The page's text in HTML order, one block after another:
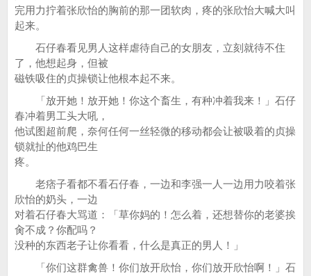
完用力拧着张欣怡的胸前的那一团软肉，疼的张欣怡大喊大叫
起来。
石仔春看见男人这样虐待自己的女朋友，立刻就待不住
了，他想起身，但被
磁铁吸住的贞操锁让他根本起不来。
「放开她！放开她！你这个畜生，有种冲着我来！」石仔
春冲着男工头大吼，
他试图超前爬，奈何任何一丝轻微的移动都会让被吸着的贞操
锁就扯的他鸡巴生
疼。
老痞子看都不看石仔春，一边和李强一人一边用力咬着张
欣怡的奶头，一边
对着石仔春大骂道：「草你妈的！怎么着，还想替你的老婆挨
肏不成？你配吗？
没种的东西老子让你看看，什么是真正的男人！」
「你们这群禽兽！你们放开欣怡，你们放开欣怡啊！」石